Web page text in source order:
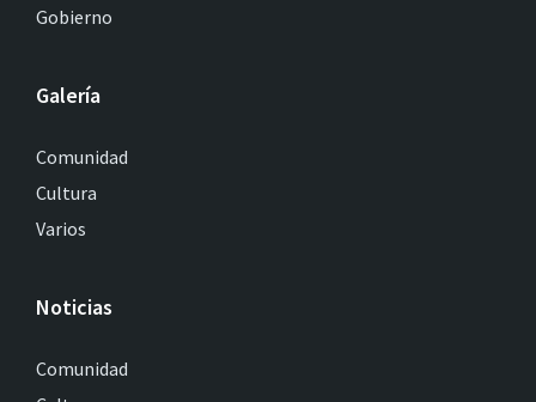
Gobierno
Galería
Comunidad
Cultura
Varios
Noticias
Comunidad